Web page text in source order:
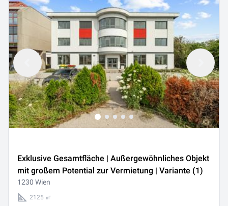
Exklusive Gesamtfläche | Außergewöhnliches Objekt
mit großem Potential zur Vermietung | Variante (1)
1230 Wien
2125 ㎡